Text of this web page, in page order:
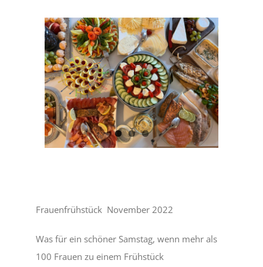
Zeige
grösseres
Bild
Frauenfrühstück November 2022
Was für ein schöner Samstag, wenn mehr als
100 Frauen zu einem Frühstück